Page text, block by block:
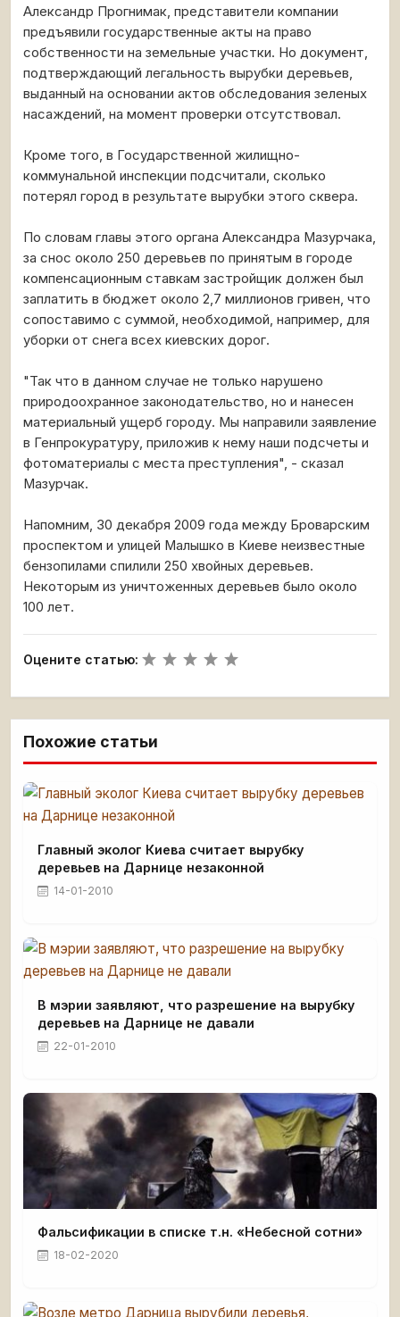
Александр Прогнимак, представители компании
предъявили государственные акты на право
собственности на земельные участки. Но документ,
подтверждающий легальность вырубки деревьев,
выданный на основании актов обследования зеленых
насаждений, на момент проверки отсутствовал.
Кроме того, в Государственной жилищно-
коммунальной инспекции подсчитали, сколько
потерял город в результате вырубки этого сквера.
По словам главы этого органа Александра Мазурчака,
за снос около 250 деревьев по принятым в городе
компенсационным ставкам застройщик должен был
заплатить в бюджет около 2,7 миллионов гривен, что
сопоставимо с суммой, необходимой, например, для
уборки от снега всех киевских дорог.
"Так что в данном случае не только нарушено
природоохранное законодательство, но и нанесен
материальный ущерб городу. Мы направили заявление
в Генпрокуратуру, приложив к нему наши подсчеты и
фотоматериалы с места преступления", - сказал
Мазурчак.
Напомним, 30 декабря 2009 года между Броварским
проспектом и улицей Малышко в Киеве неизвестные
бензопилами спилили 250 хвойных деревьев.
Некоторым из уничтоженных деревьев было около
100 лет.
Оцените статью:
Похожие статьи
Главный эколог Киева считает вырубку
деревьев на Дарнице незаконной
14-01-2010
В мэрии заявляют, что разрешение на вырубку
деревьев на Дарнице не давали
22-01-2010
Фальсификации в списке т.н. «Небесной сотни»
18-02-2020